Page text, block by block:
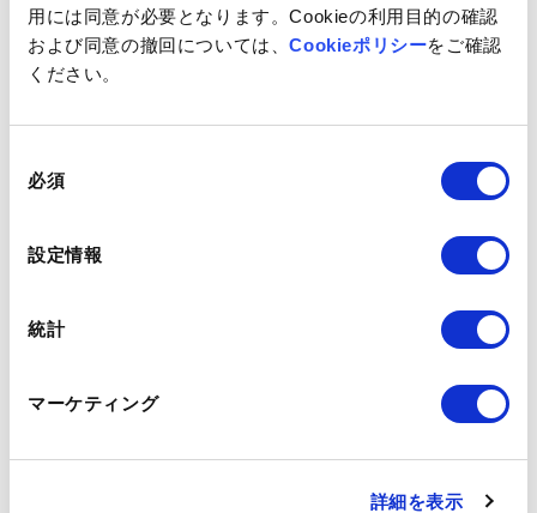
用には同意が必要となります。Cookieの利用目的の確認
および同意の撤回については、Cookieポリシーをご確認
ください。
必須
設定情報
統計
マーケティング
詳細を表示
ネットイヤーグループ、国内で初めて米国behami
cs,Inc.の新AIプロダクト「Organic」の導入支援
NTTデータMSE、ネットイヤーグループおよび静
光ナビ」実証実験を開始 - インバウンド観光客誘致
2024.9.26
【調査でわかる、マーケティング領域へのAI導入の